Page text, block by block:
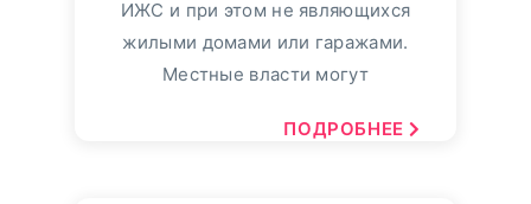
ИЖС и при этом не являющихся
жилыми домами или гаражами.
Местные власти могут
ПОДРОБНЕЕ